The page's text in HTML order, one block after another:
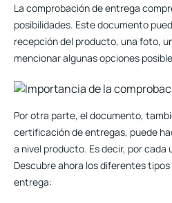
La comprobación de entrega
posibilidades. Este documento
recepción del producto, una foto,
mencionar algunas opciones
Por otra parte, el documento,
certificación de entregas, puede
a nivel producto. Es decir, por cada
Descubre ahora los diferentes
entrega: